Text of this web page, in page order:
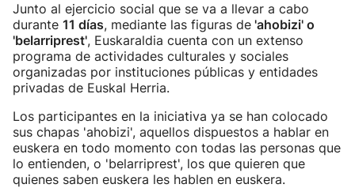
Junto al ejercicio social que se va a llevar a cabo
durante 11 días, mediante las figuras de 'ahobizi' o
'belarriprest', Euskaraldia cuenta con un extenso
programa de actividades culturales y sociales
organizadas por instituciones públicas y entidades
privadas de Euskal Herria.
Los participantes en la iniciativa ya se han colocado
sus chapas 'ahobizi', aquellos dispuestos a hablar en
euskera en todo momento con todas las personas que
lo entienden, o 'belarriprest', los que quieren que
quienes saben euskera les hablen en euskera.